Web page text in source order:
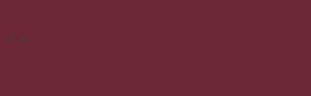
さぁ。